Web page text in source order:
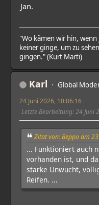
Jan.
"Wo kämen wir hin,
keiner ginge, um zu
gingen." (Kurt Marti)
Karl Global
24 Juni 2026, 10:06:16
Letzte Bearbeitung: 24 Juni
Zitat von: Beppo am
... Funktioniert auch
vorhanden ist, und
starke Unwucht,
Reifen. ...